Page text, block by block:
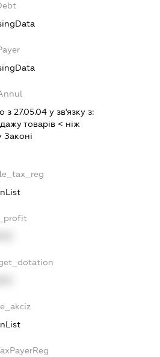
з 27.05.04 у зв'язку з:
товарiв < нiж
Законi